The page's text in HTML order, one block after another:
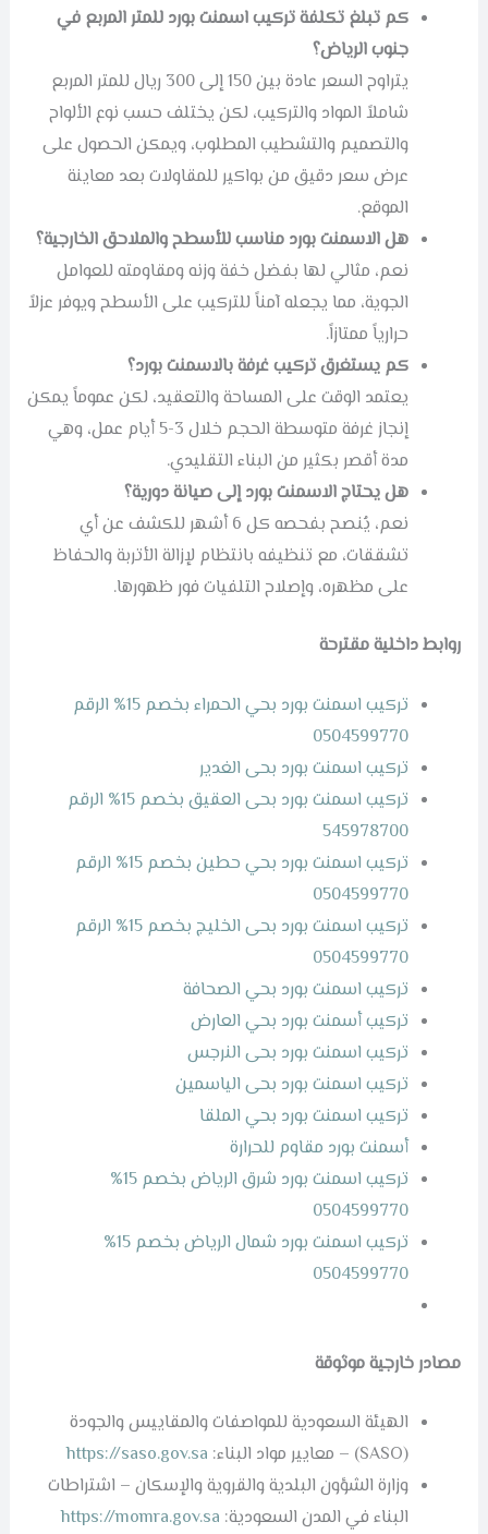
كم تبلغ تكلفة تركيب اسمنت بورد للمتر المربع في
جنوب الرياض؟
يتراوح السعر عادة بين 150 إلى 300 ريال للمتر المربع
شاملاً المواد والتركيب، لكن يختلف حسب نوع الألواح
والتصميم والتشطيب المطلوب، ويمكن الحصول على
عرض سعر دقيق من بواكير للمقاولات بعد معاينة
الموقع.
هل الاسمنت بورد مناسب للأسطح والملاحق الخارجية؟
نعم، مثالي لها بفضل خفة وزنه ومقاومته للعوامل
الجوية، مما يجعله آمناً للتركيب على الأسطح ويوفر عزلاً
حرارياً ممتازاً.
كم يستغرق تركيب غرفة بالاسمنت بورد؟
يعتمد الوقت على المساحة والتعقيد، لكن عموماً يمكن
إنجاز غرفة متوسطة الحجم خلال 3-5 أيام عمل، وهي
مدة أقصر بكثير من البناء التقليدي.
هل يحتاج الاسمنت بورد إلى صيانة دورية؟
نعم، يُنصح بفحصه كل 6 أشهر للكشف عن أي
تشققات، مع تنظيفه بانتظام لإزالة الأتربة والحفاظ
على مظهره، وإصلاح التلفيات فور ظهورها.
روابط داخلية مقترحة
تركيب اسمنت بورد بحي الحمراء بخصم 15% الرقم
0504599770
تركيب اسمنت بورد بحى الغدير
تركيب اسمنت بورد بحى العقيق بخصم 15% الرقم
545978700
تركيب اسمنت بورد بحي حطين بخصم 15% الرقم
0504599770
تركيب اسمنت بورد بحى الخليج بخصم 15% الرقم
0504599770
تركيب اسمنت بورد بحي الصحافة
تركيب أسمنت بورد بحي العارض
تركيب اسمنت بورد بحى النرجس
تركيب اسمنت بورد بحى الياسمين
تركيب اسمنت بورد بحي الملقا
أسمنت بورد مقاوم للحرارة
تركيب اسمنت بورد شرق الرياض بخصم 15%
0504599770
تركيب اسمنت بورد شمال الرياض بخصم 15%
0504599770
مصادر خارجية موثوقة
الهيئة السعودية للمواصفات والمقاييس والجودة
(SASO) – معايير مواد البناء:
https://saso.gov.sa
وزارة الشؤون البلدية والقروية والإسكان – اشتراطات
البناء في المدن السعودية: https://momra.gov.sa